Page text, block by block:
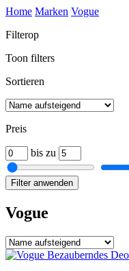
Home Marken Vogue
Filterop
Toon filters
Sortieren
Preis
bis zu
Filter anwenden
Vogue